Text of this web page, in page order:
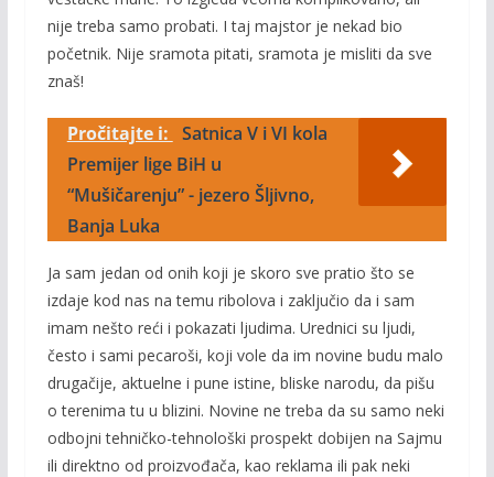
nije treba samo probati. I taj majstor je nekad bio
početnik. Nije sramota pitati, sramota je misliti da sve
znaš!
Pročitajte i: Satnica V i VI kola
Premijer lige BiH u
“Mušičarenju” - jezero Šljivno,
Banja Luka
Ja sam jedan od onih koji je skoro sve pratio što se
izdaje kod nas na temu ribolova i zaključio da i sam
imam nešto reći i pokazati ljudima. Urednici su ljudi,
često i sami pecaroši, koji vole da im novine budu malo
drugačije, aktuelne i pune istine, bliske narodu, da pišu
o terenima tu u blizini. Novine ne treba da su samo neki
odbojni tehničko-tehnološki prospekt dobijen na Sajmu
ili direktno od proizvođača, kao reklama ili pak neki